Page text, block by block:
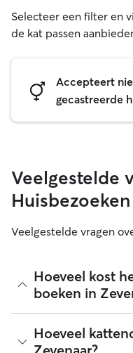
Selecteer een filter en
de kat passen
Accepteert
gecastreerde
Veelgestelde
Veelgestelde vragen
Hoeveel kost
boeken in
Kattenoppassers
De gemiddelde
Hoeveel